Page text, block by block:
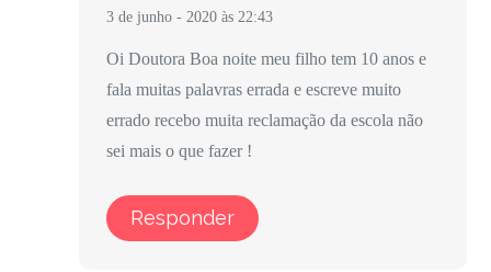
3 de junho - 2020 às 22:43
Oi Doutora Boa noite meu filho tem 10 anos e
fala muitas palavras errada e escreve muito
errado recebo muita reclamação da escola não
sei mais o que fazer !
Responder